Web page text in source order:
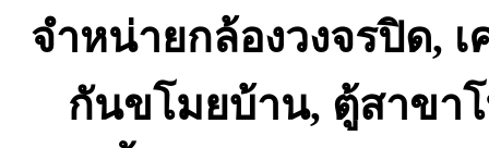
จำหน่ายกล้องวงจรปิด,
กันขโมยบ้าน, ตู้สาขา